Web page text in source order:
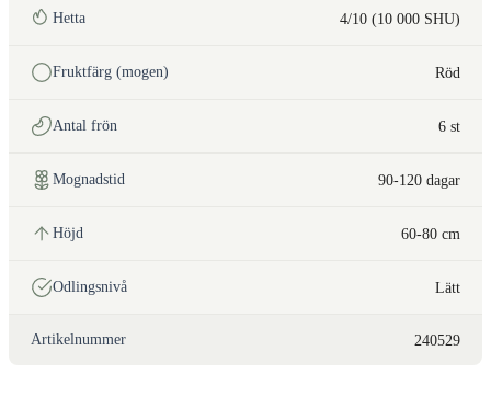
Hetta 4/10 (10 000 SHU)
Fruktfärg (mogen) Röd
Antal frön 6 st
Mognadstid 90-120 dagar
Höjd 60-80 cm
Odlingsnivå Lätt
Artikelnummer 240529